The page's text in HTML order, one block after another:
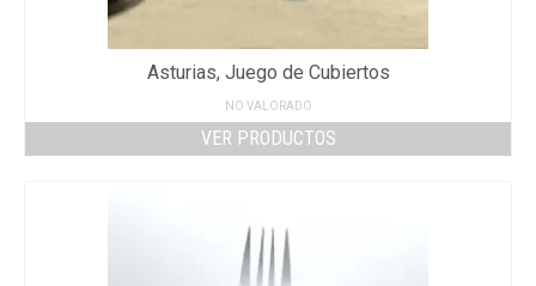
Asturias, Juego de Cubiertos
NO VALORADO
VER PRODUCTOS